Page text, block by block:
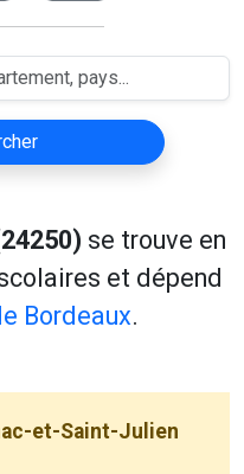
se trouve en
et dépend
Bordeaux.
et-Saint-Julien